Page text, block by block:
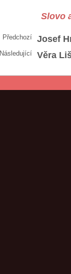
Slovo
Předchozí Josef
Následující Věra